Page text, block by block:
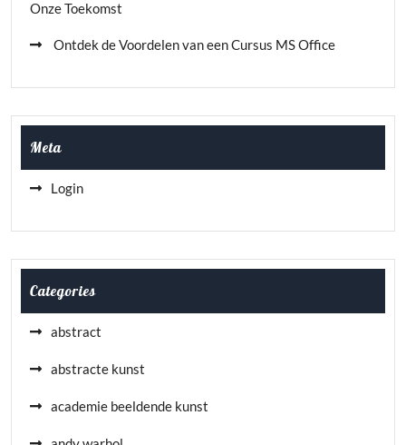
Onze Toekomst
Ontdek de Voordelen van een Cursus MS Office
Meta
Login
Categories
abstract
abstracte kunst
academie beeldende kunst